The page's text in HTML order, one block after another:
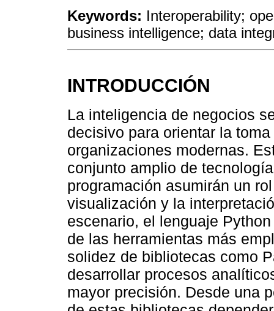
Keywords: Interoperability;
business intelligence; data
INTRODUCCIÓN
La inteligencia de negocios
decisivo para orientar la
organizaciones modernas.
conjunto amplio de
programación asumirán un
visualización y la
escenario, el lenguaje
de las herramientas más
solidez de bibliotecas como
desarrollar procesos
mayor precisión. Desde una